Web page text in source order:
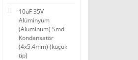
10uF 35V
Alüminyum
(Aluminum) Smd
Kondansatör
(4x5.4mm) (küçük
tip)